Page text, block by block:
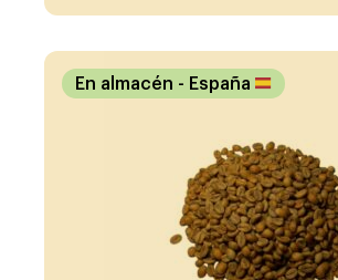
En almacén - España